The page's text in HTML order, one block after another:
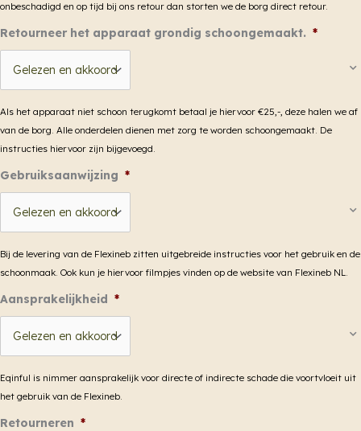
onbeschadigd en op tijd bij ons retour dan storten we de borg direct retour.
Retourneer het apparaat grondig schoongemaakt. *
Als het apparaat niet schoon terugkomt betaal je hiervoor €25,-, deze halen we af
van de borg. Alle onderdelen dienen met zorg te worden schoongemaakt. De
instructies hiervoor zijn bijgevoegd.
Gebruiksaanwijzing *
Bij de levering van de Flexineb zitten uitgebreide instructies voor het gebruik en de
schoonmaak. Ook kun je hiervoor filmpjes vinden op de website van Flexineb NL.
Aansprakelijkheid *
Eqinful is nimmer aansprakelijk voor directe of indirecte schade die voortvloeit uit
het gebruik van de Flexineb.
Retourneren *